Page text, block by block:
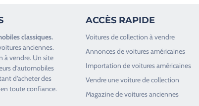
classiques.
anciennes.
à vendre. Un site
d’automobiles
d’acheter des
toute confiance.
ACCÈS RAPIDE
Voitures de collection à vendre
Annonces de voitures américaines
Importation de voitures américaines
Vendre une voiture de collection
Magazine de voitures anciennes